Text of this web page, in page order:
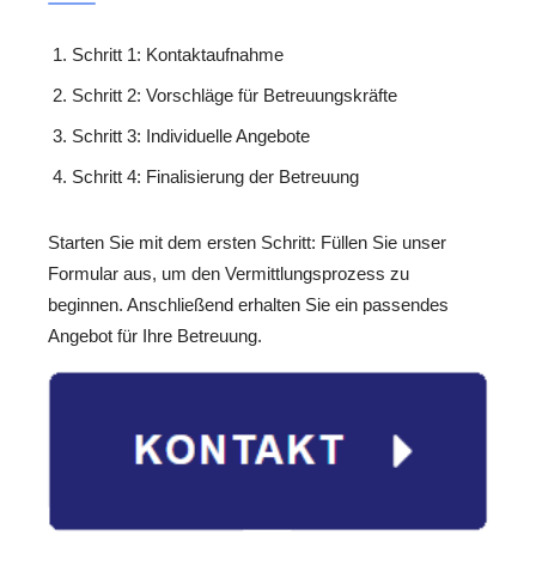
Schritt 1: Kontaktaufnahme
Schritt 2: Vorschläge für Betreuungskräfte
Schritt 3: Individuelle Angebote
Schritt 4: Finalisierung der Betreuung
Starten Sie mit dem ersten Schritt: Füllen Sie unser
Formular aus, um den Vermittlungsprozess zu
beginnen. Anschließend erhalten Sie ein passendes
Angebot für Ihre Betreuung.